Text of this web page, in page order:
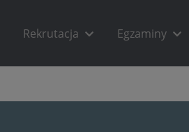
Rekrutacja Egzaminy